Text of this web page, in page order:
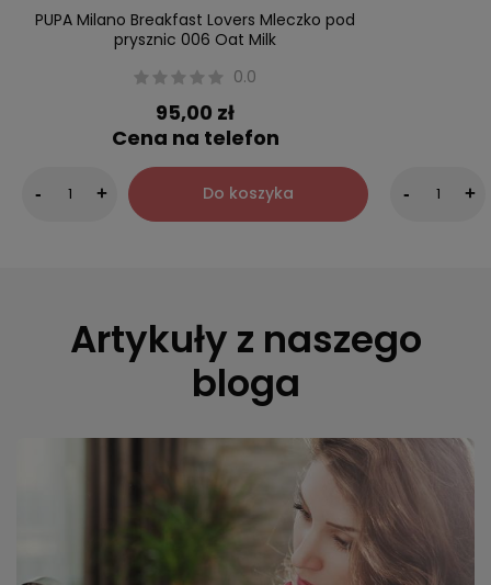
PUPA Milano Breakfast Lovers Mleczko pod
prysznic 006 Oat Milk
0.0
95,00 zł
Cena na telefon
- + Do koszyka - +
Artykuły z naszego
bloga